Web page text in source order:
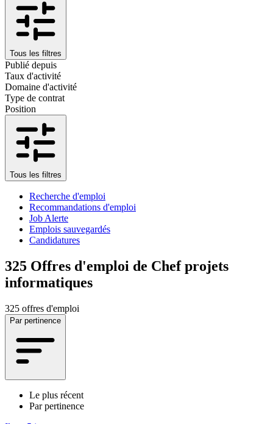
Tous les filtres
Publié depuis
Taux d'activité
Domaine d'activité
Type de contrat
Position
Tous les filtres
Recherche d'emploi
Recommandations d'emploi
Job Alerte
Emplois sauvegardés
Candidatures
325 Offres d'emploi de Chef projets
informatiques
325 offres d'emploi
Par pertinence
Le plus récent
Par pertinence